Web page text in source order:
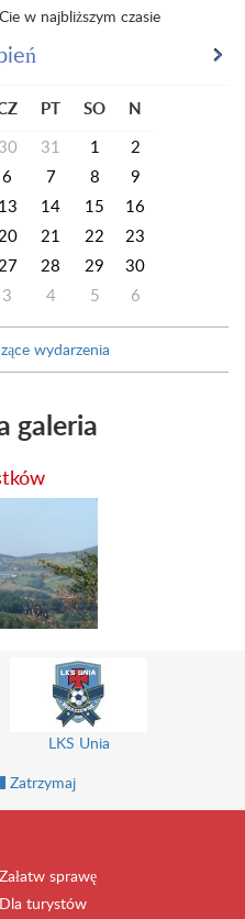
w najbliższym czasie
PT SO N
30 31 1
2
6 7 8 9
13 14 15
16
21 22
23
28 29
30
3 4 5 6
wydarzenia
galeria
LKS Unia
Zatrzymaj
Załatw sprawę
Dla turystów